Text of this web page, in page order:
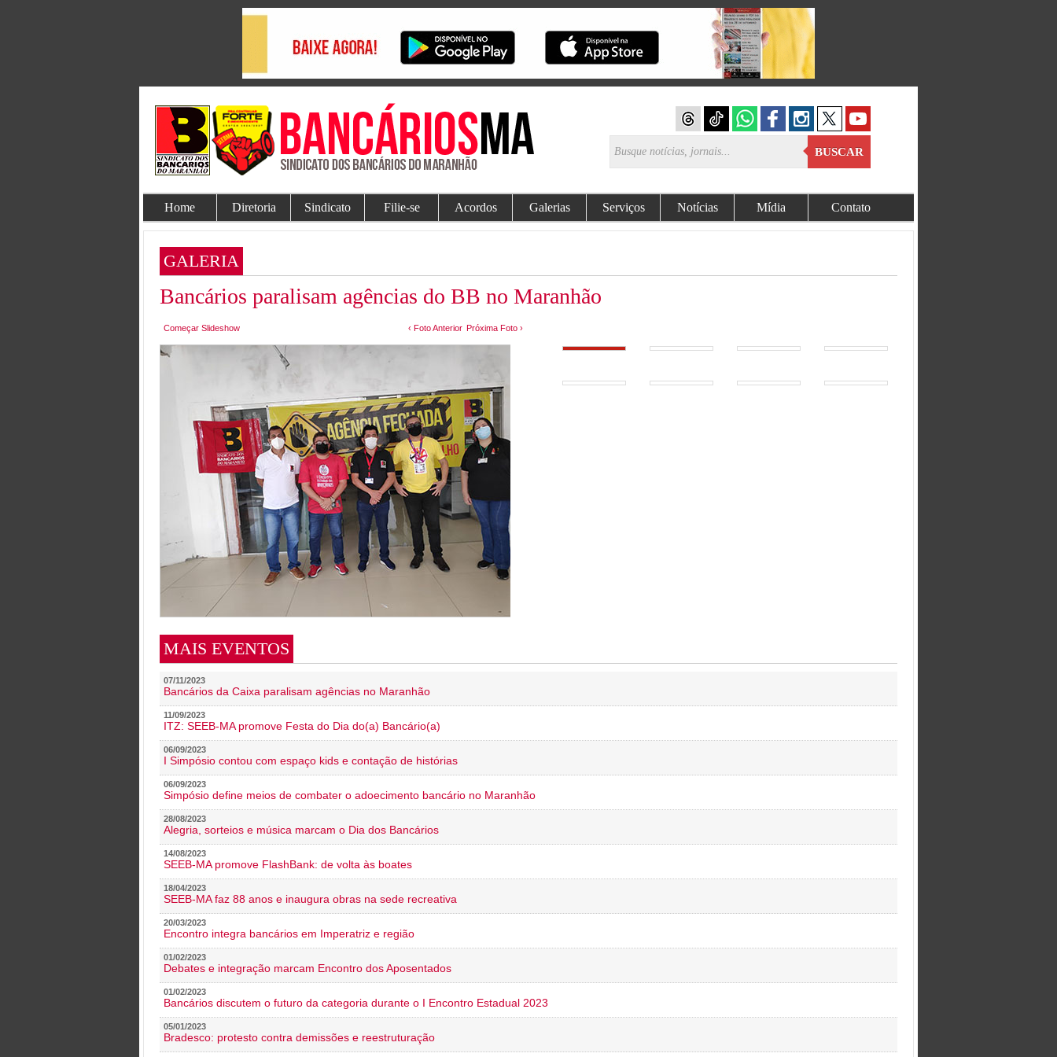
BUSCAR
Home Diretoria Sindicato Filie-se Acordos Galerias Serviços Notícias Mídia Contato
GALERIA
Bancários paralisam agências do BB no Maranhão
Começar Slideshow ‹ Foto Anterior Próxima Foto ›
MAIS EVENTOS
07/11/2023
Bancários da Caixa paralisam agências no Maranhão
11/09/2023
ITZ: SEEB-MA promove Festa do Dia do(a) Bancário(a)
06/09/2023
I Simpósio contou com espaço kids e contação de histórias
06/09/2023
Simpósio define meios de combater o adoecimento bancário no Maranhão
28/08/2023
Alegria, sorteios e música marcam o Dia dos Bancários
14/08/2023
SEEB-MA promove FlashBank: de volta às boates
18/04/2023
SEEB-MA faz 88 anos e inaugura obras na sede recreativa
20/03/2023
Encontro integra bancários em Imperatriz e região
01/02/2023
Debates e integração marcam Encontro dos Aposentados
01/02/2023
Bancários discutem o futuro da categoria durante o I Encontro Estadual 2023
05/01/2023
Bradesco: protesto contra demissões e reestruturação